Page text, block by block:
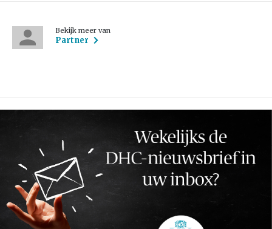
Bekijk meer van
Partner